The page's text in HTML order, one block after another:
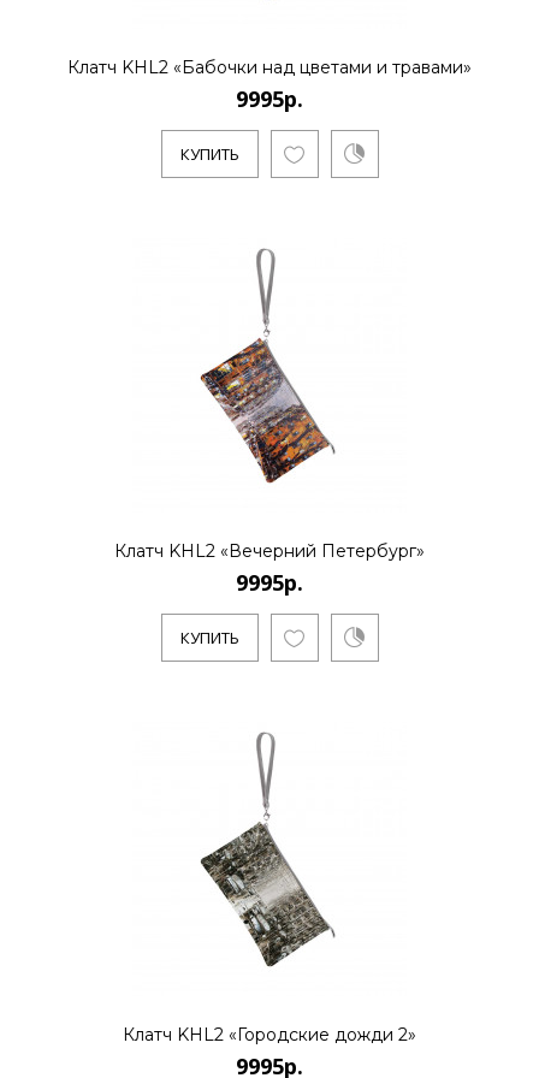
Художник Дмитрий Кустанович, живет и
работает в Санкт-Петербурге. Является
основателем нового стиля..
Клатч KHL2 «Зимний
Петербург»
9995р.
Художник Дмитрий Кустанович, живет и
работает в Санкт-Петербурге. Является
основателем нового стиля..
КУПИТЬ
Художник Дмитрий Кустанович, живет и
работает в Санкт-Петербурге. Является
основателем нового стиля..
КУПИТЬ
Клатч KHL2 «Полет над
маковым полем»
Клатч KHL2 «Бабочки над цветами и травами»
9995р.
КУПИТЬ
Клатч KHL2 «Вечерний Петербург»
9995р.
КУПИТЬ
Клатч KHL2 «Городские дожди 2»
9995р.